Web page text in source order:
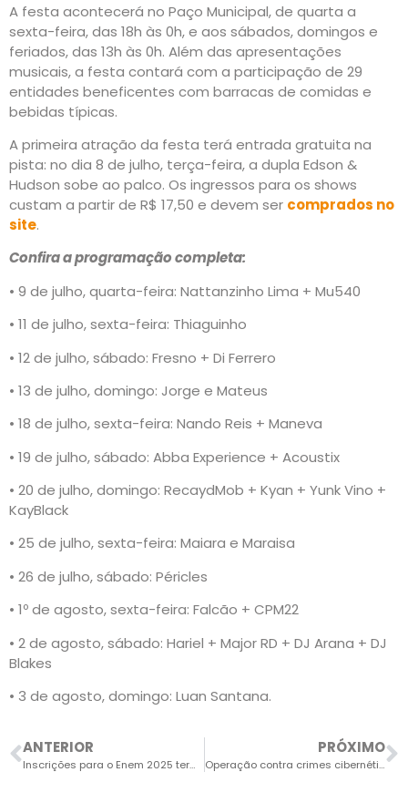
A festa acontecerá no Paço Municipal, de quarta a
sexta-feira, das 18h às 0h, e aos sábados, domingos e
feriados, das 13h às 0h. Além das apresentações
musicais, a festa contará com a participação de 29
entidades beneficentes com barracas de comidas e
bebidas típicas.
A primeira atração da festa terá entrada gratuita na
pista: no dia 8 de julho, terça-feira, a dupla Edson &
Hudson sobe ao palco. Os ingressos para os shows
custam a partir de R$ 17,50 e devem ser comprados no
site.
Confira a programação completa:
• 9 de julho, quarta-feira: Nattanzinho Lima + Mu540
• 11 de julho, sexta-feira: Thiaguinho
• 12 de julho, sábado: Fresno + Di Ferrero
• 13 de julho, domingo: Jorge e Mateus
• 18 de julho, sexta-feira: Nando Reis + Maneva
• 19 de julho, sábado: Abba Experience + Acoustix
• 20 de julho, domingo: RecaydMob + Kyan + Yunk Vino +
KayBlack
• 25 de julho, sexta-feira: Maiara e Maraisa
• 26 de julho, sábado: Péricles
• 1º de agosto, sexta-feira: Falcão + CPM22
• 2 de agosto, sábado: Hariel + Major RD + DJ Arana + DJ
Blakes
• 3 de agosto, domingo: Luan Santana.
ANTERIOR
Inscrições para o Enem 2025 terminam dia 6 de junho
PRÓXIMO
Operação contra crimes cibernéticos cumpre mandados em Itu e Porto Feliz